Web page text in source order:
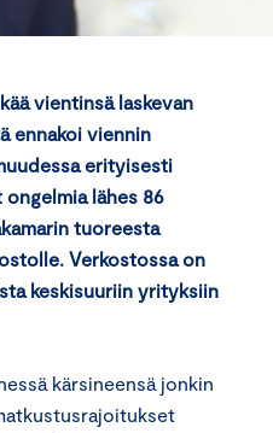
vientinsä laskevan
ennakoi viennin
erityisesti
lähes 86
tuoreesta
Verkostossa on
keskisuuriin yrityksiin
kärsineensä jonkin